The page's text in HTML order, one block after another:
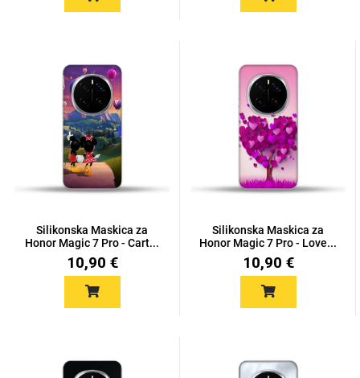
Silikonska Maskica za
Honor Magic 7 Pro - Cart...
10,90 €
Silikonska Maskica za
Honor Magic 7 Pro - Love...
10,90 €